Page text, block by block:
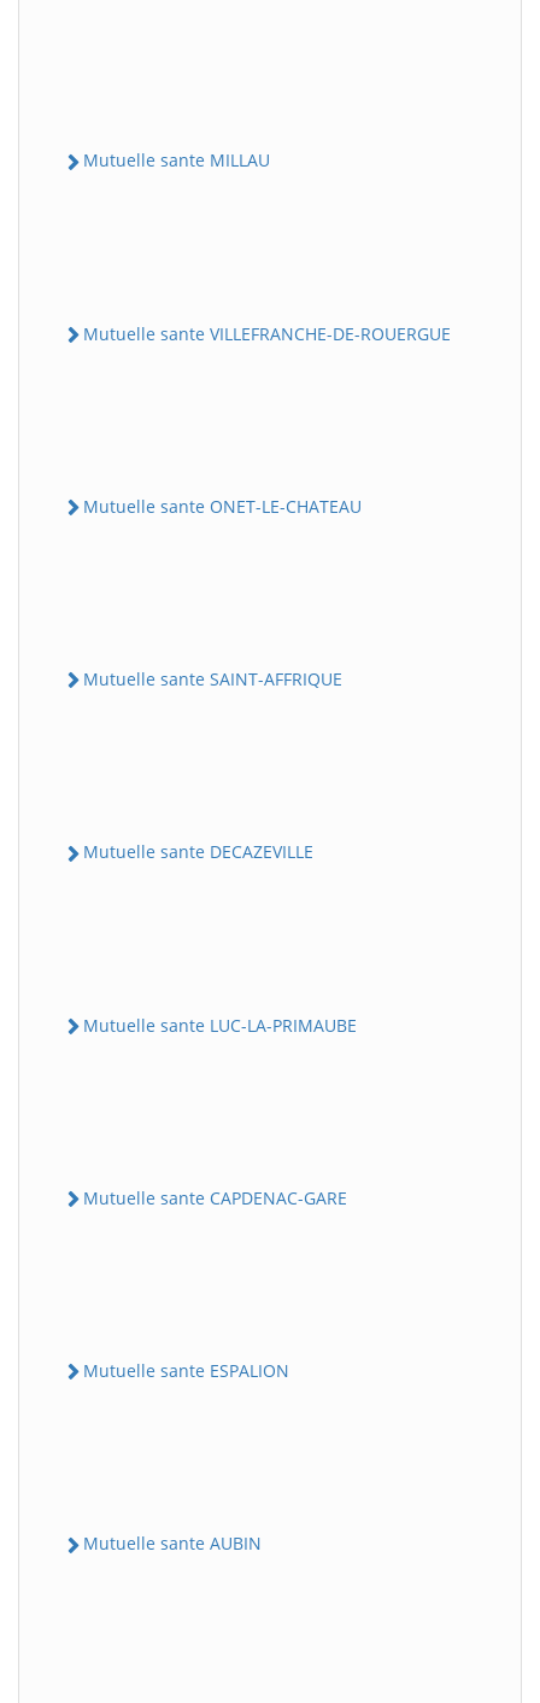
Mutuelle sante MILLAU
Mutuelle sante VILLEFRANCHE-DE-ROUERGUE
Mutuelle sante ONET-LE-CHATEAU
Mutuelle sante SAINT-AFFRIQUE
Mutuelle sante DECAZEVILLE
Mutuelle sante LUC-LA-PRIMAUBE
Mutuelle sante CAPDENAC-GARE
Mutuelle sante ESPALION
Mutuelle sante AUBIN